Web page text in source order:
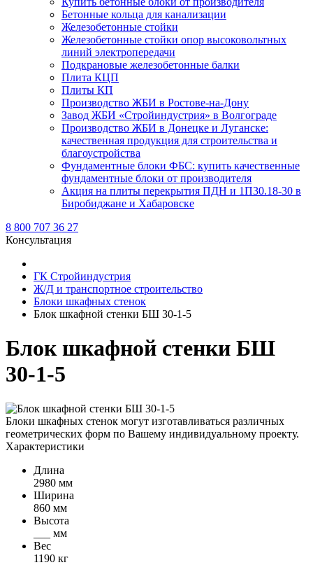
Бетонные кольца для канализации
Железобетонные стойки
Железобетонные стойки опор высоковольтных
линий электропередачи
Подкрановые железобетонные балки
Плита КЦП
Плиты КП
Производство ЖБИ в Ростове-на-Дону
Завод ЖБИ «Стройиндустрия» в Волгограде
Производство ЖБИ в Донецке и Луганске:
качественная продукция для строительства и
благоустройства
Фундаментные блоки ФБС: купить качественные
фундаментные блоки от производителя
Акция на плиты перекрытия ПДН и 1П30.18-30 в
Биробиджане и Хабаровске
8 800 707 36 27
Консультация
ГК Стройиндустрия
Ж/Д и транспортное строительство
Блоки шкафных стенок
Блок шкафной стенки БШ 30-1-5
Блок шкафной стенки БШ
30-1-5
Блоки шкафных стенок могут изготавливаться различных
геометрических форм по Вашему индивидуальному проекту.
Характеристики
Длина
2980 мм
Ширина
860 мм
Высота
___ мм
Вес
1190 кг